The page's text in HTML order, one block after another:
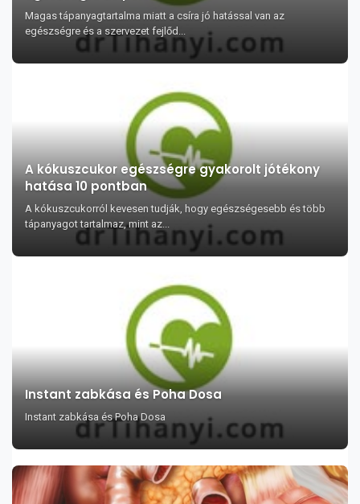
Magas tápanyagtartalma miatt a csíra jó hatással van az
egészségre és a szervezet fejlőd...
A kókuszcukor egészségre gyakorolt jótékony
hatása 10 pontban
A kókuszcukorról kevesen tudják, hogy egészségesebb és több
tápanyagot tartalmaz, mint az...
Instant zabkása és Poha Dosa
Instant zabkása és Poha Dosa